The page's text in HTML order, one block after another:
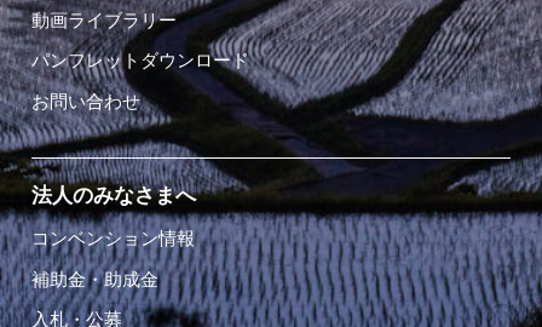
動画ライブラリー
パンフレットダウンロード
お問い合わせ
法人のみなさまへ
コンベンション情報
補助金・助成金
入札・公募